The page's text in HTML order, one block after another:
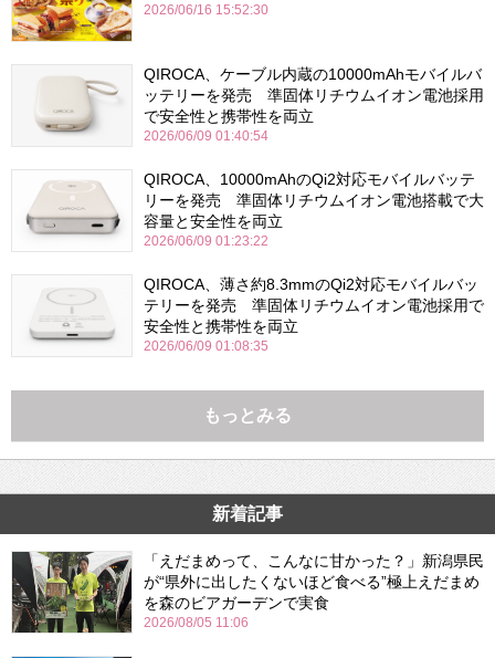
2026/06/16 15:52:30
QIROCA、ケーブル内蔵の10000mAhモバイルバ
ッテリーを発売 準固体リチウムイオン電池採用
で安全性と携帯性を両立
2026/06/09 01:40:54
QIROCA、10000mAhのQi2対応モバイルバッテ
リーを発売 準固体リチウムイオン電池搭載で大
容量と安全性を両立
2026/06/09 01:23:22
QIROCA、薄さ約8.3mmのQi2対応モバイルバッ
テリーを発売 準固体リチウムイオン電池採用で
安全性と携帯性を両立
2026/06/09 01:08:35
もっとみる
新着記事
「えだまめって、こんなに甘かった？」新潟県民
が“県外に出したくないほど食べる”極上えだまめ
を森のビアガーデンで実食
2026/08/05 11:06